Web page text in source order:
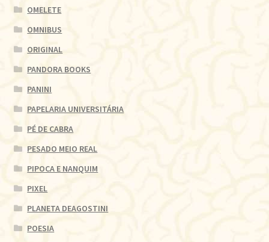
OMELETE
OMNIBUS
ORIGINAL
PANDORA BOOKS
PANINI
PAPELARIA UNIVERSITÁRIA
PÉ DE CABRA
PESADO MEIO REAL
PIPOCA E NANQUIM
PIXEL
PLANETA DEAGOSTINI
POESIA